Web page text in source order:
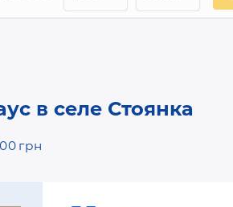
в селе Стоянка